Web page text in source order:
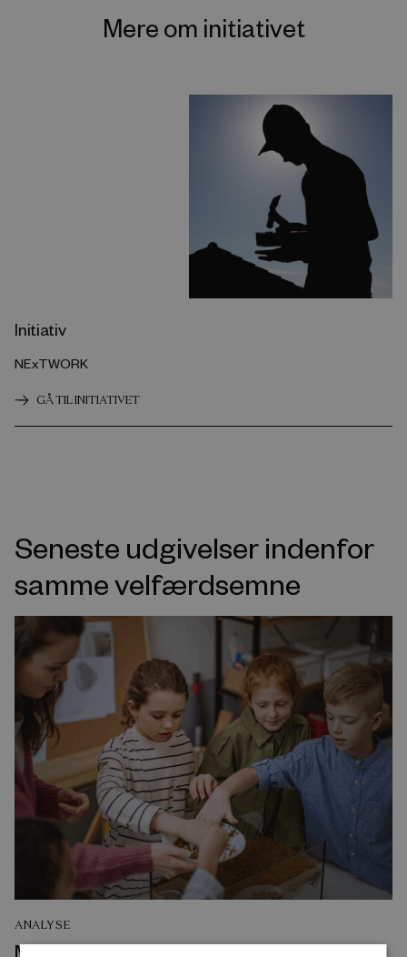
Mere om initiativet
Initiativ
NExTWORK
GÅ TIL INITIATIVET
Seneste udgivelser indenfor
samme velfærdsemne
ANALYSE
Mange borgere, som er utilfredse med